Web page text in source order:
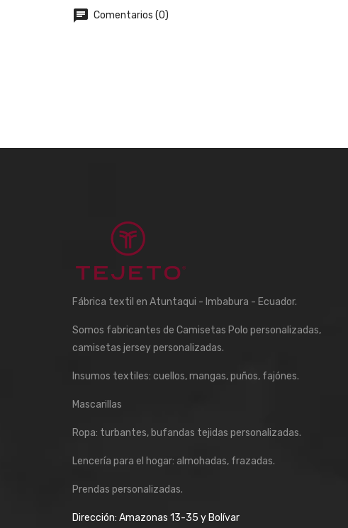
chat Comentarios (0)
Fábrica textil en Atuntaqui - Imbabura - Ecuador.
Somos fabricantes de Camisetas Polo personalizadas,
camisetas jersey personalizadas.
Insumos textiles: cuellos, mangas, puños, fajónes.
Mascarillas
Ropa: turbantes, bufandas tejidas personalizadas.
Lencería para el hogar: almohadas, frazadas.
Prendas personalizadas.
Dirección: Amazonas 13-35 y Bolívar